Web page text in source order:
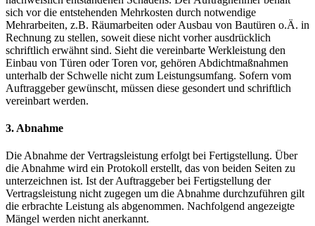
sich vor die entstehenden Mehrkosten durch notwendige
Mehrarbeiten, z.B. Räumarbeiten oder Ausbau von Bautüren o.Ä. in
Rechnung zu stellen, soweit diese nicht vorher ausdrücklich
schriftlich erwähnt sind. Sieht die vereinbarte Werkleistung den
Einbau von Türen oder Toren vor, gehören Abdichtmaßnahmen
unterhalb der Schwelle nicht zum Leistungsumfang. Sofern vom
Auftraggeber gewünscht, müssen diese gesondert und schriftlich
vereinbart werden.
3. Abnahme
Die Abnahme der Vertragsleistung erfolgt bei Fertigstellung. Über
die Abnahme wird ein Protokoll erstellt, das von beiden Seiten zu
unterzeichnen ist. Ist der Auftraggeber bei Fertigstellung der
Vertragsleistung nicht zugegen um die Abnahme durchzuführen gilt
die erbrachte Leistung als abgenommen. Nachfolgend angezeigte
Mängel werden nicht anerkannt.